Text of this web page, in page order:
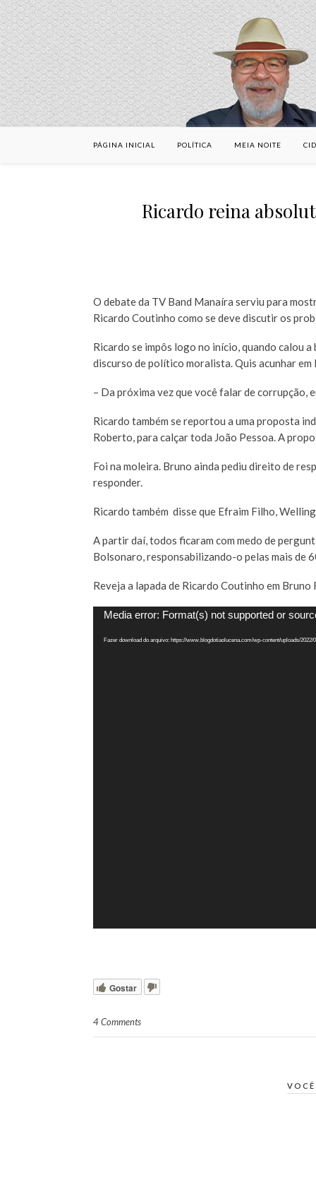
PÁGINA INICIAL POLÍTICA MEIA NOITE
Ricardo reina
O debate da TV Band Manaíra serviu para
Ricardo Coutinho como se deve discutir os
Ricardo se impôs logo no início, quando calou
discurso de político moralista. Quis acunhar
– Da próxima vez que você falar de corrupção,
Ricardo também se reportou a uma proposta
Roberto, para calçar toda João Pessoa. A
Foi na moleira. Bruno ainda pediu direito de
responder.
Ricardo também disse que Efraim Filho,
A partir daí, todos ficaram com medo de
Bolsonaro, responsabilizando-o pelas mais de
Reveja a lapada de Ricardo Coutinho em Bruno
Tocador
Media error: Format(s) not supported or
Fazer download do arquivo: https://www.blogdotiaolucena.com/wp-content/uploads/
Gostar
4 Comments